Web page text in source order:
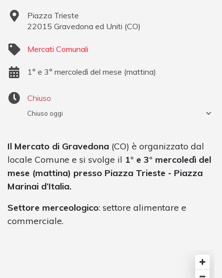
Piazza Trieste
22015 Gravedona ed Uniti (CO)
Mercati Comunali
1° e 3° mercoledì del mese (mattina)
Chiuso
Chiuso oggi
Il Mercato di Gravedona (CO) è organizzato dal
locale Comune e si svolge il 1° e 3° mercoledì del
mese (mattina) presso Piazza Trieste - Piazza
Marinai d’Italia.
Settore merceologico: settore alimentare e
commerciale.